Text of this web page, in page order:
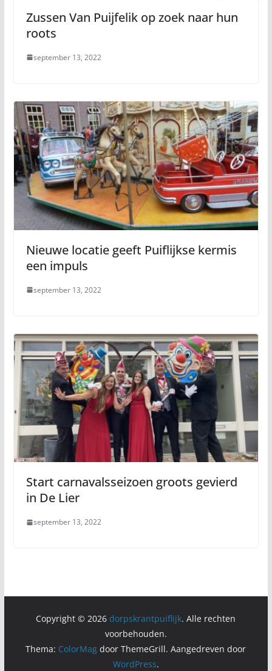
Zussen Van Puijfelik op zoek naar hun
roots
september 13, 2022
Nieuwe locatie geeft Puiflijkse kermis
een impuls
september 13, 2022
Start carnavalsseizoen groots gevierd
in De Lier
september 13, 2022
Copyright © 2026 dorpskrantpuiflijk. Alle rechten
voorbehouden.
Thema: ColorMag door ThemeGrill. Aangedreven door
WordPress.